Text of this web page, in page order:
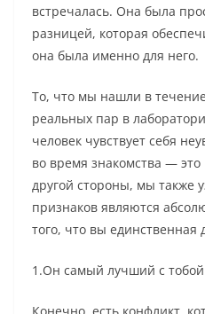
встречалась. Она была
разницей, которая
она была именно для него.
То, что мы нашли в
реальных пар в
человек чувствует себя
во время знакомства —
другой стороны, мы также
признаков являются
того, что вы единственная
1.Он самый лучший с тобой